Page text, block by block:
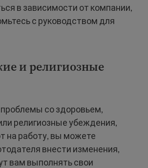
в зависимости от компании,
с руководством для
и религиозные
проблемы со здоровьем,
религиозные убеждения,
на работу, вы можете
внести изменения,
вам выполнять свои